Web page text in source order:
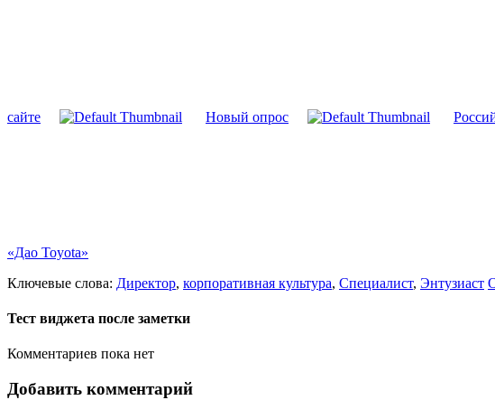
сайте Новый опрос
«Дао Toyota»
Ключевые слова: Директор, корпоративная культура, Специалист, Энтузиаст
Тест виджета после заметки
Комментариев пока нет
Добавить комментарий